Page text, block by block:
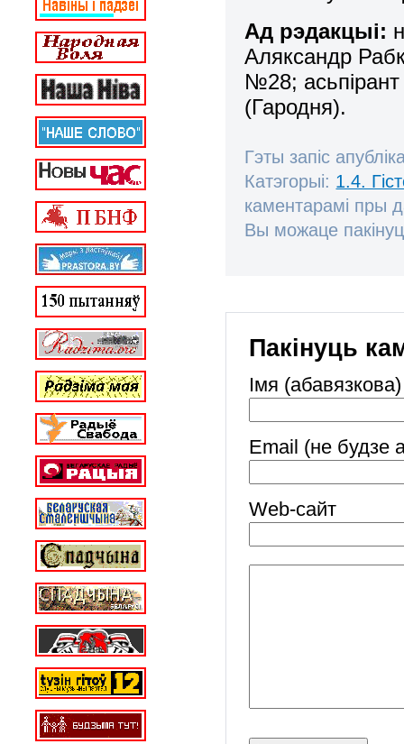
Ад рэдакцыі:
Аляксандр
№28;
(Гародня).
Гэты запіс
Катэгорыі: 1.4.
каментарамі пры
Вы можаце
Пакінуць
Імя (абавязкова)
Email (не будзе
Web-cайт